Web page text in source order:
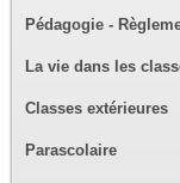
Pédagogie -
La vie dans les
Classes extérieures
Parascolaire